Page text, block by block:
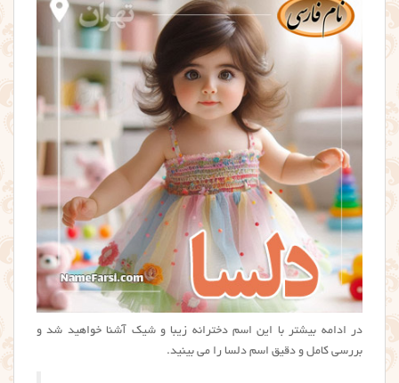
در ادامه بیشتر با این اسم دخترانه زیبا و شیک آشنا خواهید شد و
بررسی کامل و دقیق اسم دلسا را می بینید.